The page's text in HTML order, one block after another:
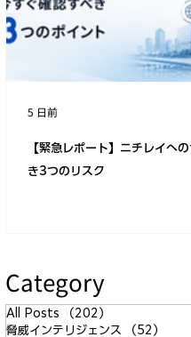
【緊急レポート】ニチレイへ
き3つのリスク
5 日前
Category
All Posts （202）
脅威インテリジェンス
（52）